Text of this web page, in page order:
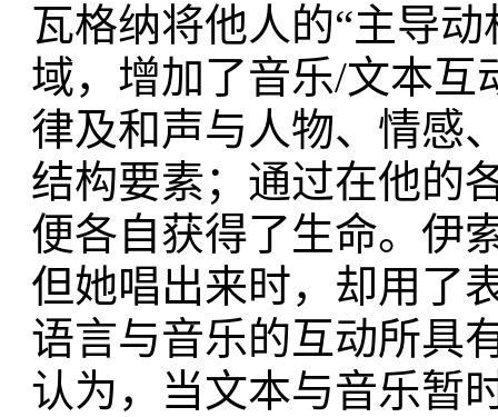
瓦格纳将他人的“主导
域，增加了音乐/文本互
律及和声与人物、情感
结构要素；通过在他的
便各自获得了生命。伊
但她唱出来时，却用了
语言与音乐的互动所具
认为，当文本与音乐暂